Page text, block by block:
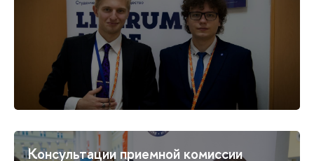
Консультации приемной комиссии